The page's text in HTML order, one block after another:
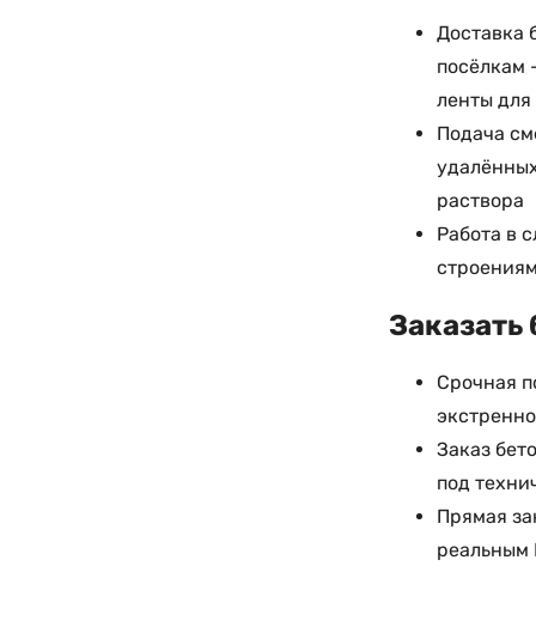
Доставка
посёлкам
ленты для
Подача
раствора
Работа в
Заказать
Срочная
Заказ
под
Прямая
реальным